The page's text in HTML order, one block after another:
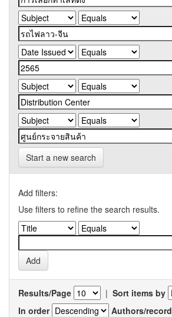
Start a new search
Add filters:
Use filters to refine the search results.
Results/Page | Sort items by
In order
Authors/record